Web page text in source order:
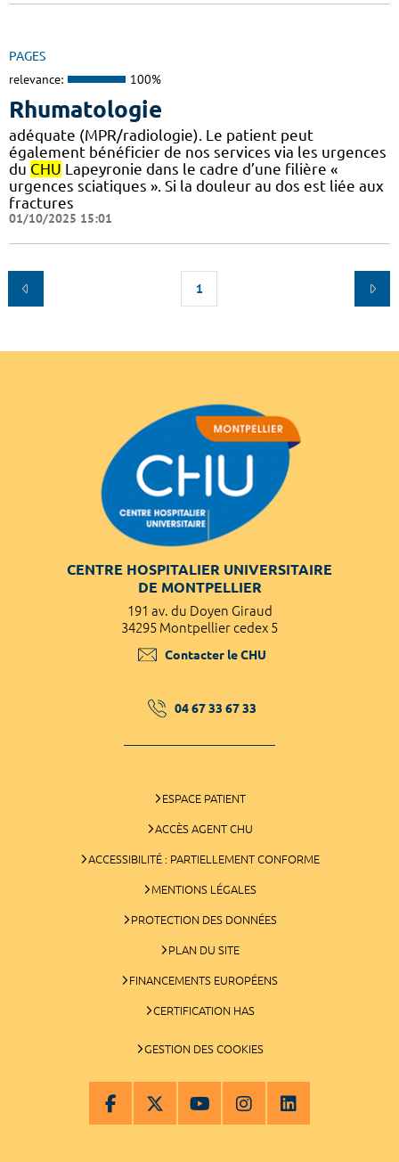
PAGES
relevance: 100%
Rhumatologie
adéquate (MPR/radiologie). Le patient peut
également bénéficier de nos services via les urgences
du CHU Lapeyronie dans le cadre d’une filière «
urgences sciatiques ». Si la douleur au dos est liée aux
fractures
01/10/2025 15:01
1
CENTRE HOSPITALIER UNIVERSITAIRE
DE MONTPELLIER
191 av. du Doyen Giraud
34295 Montpellier cedex 5
Contacter le CHU
04 67 33 67 33
ESPACE PATIENT
ACCÈS AGENT CHU
ACCESSIBILITÉ : PARTIELLEMENT CONFORME
MENTIONS LÉGALES
PROTECTION DES DONNÉES
PLAN DU SITE
FINANCEMENTS EUROPÉENS
CERTIFICATION HAS
GESTION DES COOKIES